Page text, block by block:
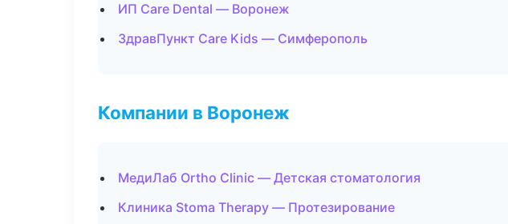
ИП Care Dental — Воронеж
ЗдравПункт Care Kids — Симферополь
Компании в Воронеж
МедиЛаб Ortho Clinic — Детская стоматология
Клиника Stoma Therapy — Протезирование